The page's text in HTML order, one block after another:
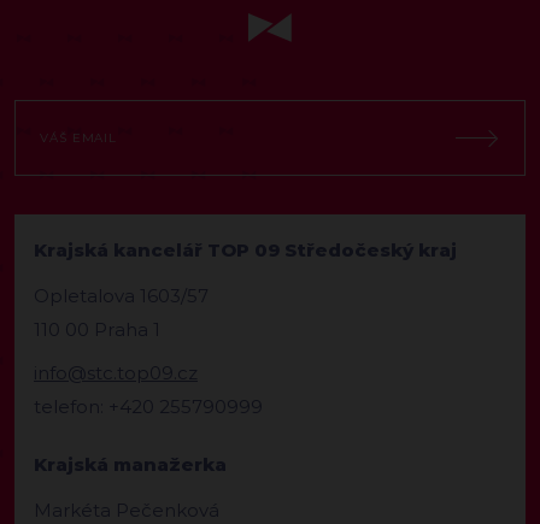
Krajská kancelář TOP 09 Středočeský kraj
Opletalova 1603/57
110 00 Praha 1
info@stc.top09.cz
telefon: +420 255790999
Krajská manažerka
Markéta Pečenková